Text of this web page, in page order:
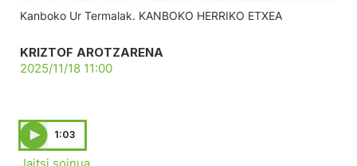
Kanboko Ur Termalak. KANBOKO HERRIKO ETXEA
KRIZTOF AROTZARENA
2025/11/18 11:00
1:03
Jaitsi soinua